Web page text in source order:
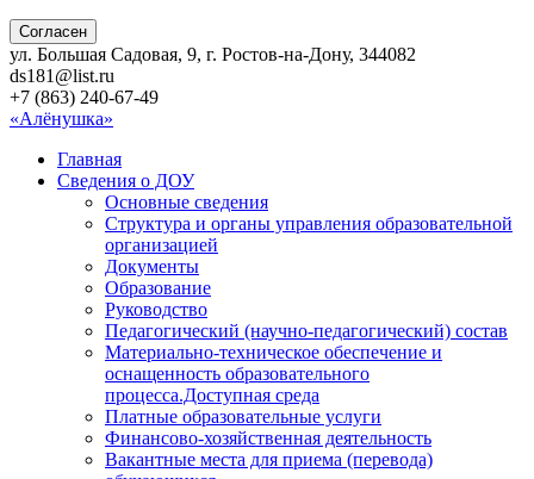
Согласен
ул. Большая Садовая, 9, г. Ростов-на-Дону, 344082
ds181@list.ru
+7 (863) 240-67-49
«Алёнушка»
Главная
Сведения о ДОУ
Основные сведения
Структура и органы управления образовательной
организацией
Документы
Образование
Руководство
Педагогический (научно-педагогический) состав
Материально-техническое обеспечение и
оснащенность образовательного
процесса.Доступная среда
Платные образовательные услуги
Финансово-хозяйственная деятельность
Вакантные места для приема (перевода)